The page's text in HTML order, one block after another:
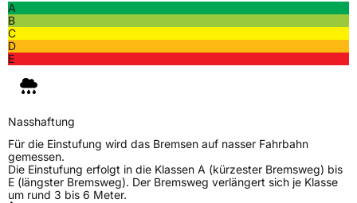
A
B
C
D
E
Nasshaftung
Für die Einstufung wird das Bremsen auf nasser Fahrbahn
gemessen.
Die Einstufung erfolgt in die Klassen A (kürzester Bremsweg) bis
E (längster Bremsweg). Der Bremsweg verlängert sich je Klasse
um rund 3 bis 6 Meter.